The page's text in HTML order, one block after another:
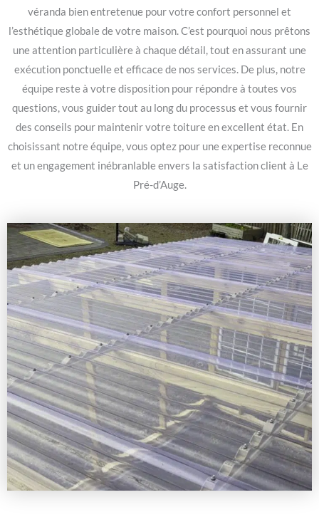
véranda bien entretenue pour votre confort personnel et
l’esthétique globale de votre maison. C’est pourquoi nous prêtons
une attention particulière à chaque détail, tout en assurant une
exécution ponctuelle et efficace de nos services. De plus, notre
équipe reste à votre disposition pour répondre à toutes vos
questions, vous guider tout au long du processus et vous fournir
des conseils pour maintenir votre toiture en excellent état. En
choisissant notre équipe, vous optez pour une expertise reconnue
et un engagement inébranlable envers la satisfaction client à Le
Pré-d’Auge.